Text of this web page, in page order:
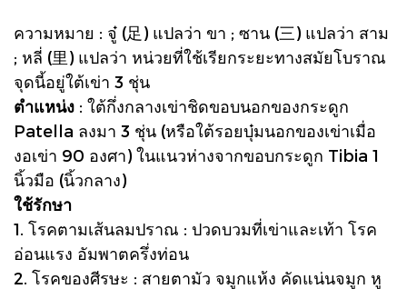
ความหมาย : จู๋ (足) แปลว่า ขา ; ซาน (三) แปลว่า สาม
; หลี่ (里) แปลว่า หน่วยที่ใช้เรียกระยะทางสมัยโบราณ
จุดนี้อยู่ใต้เข่า 3 ชุ่น
ตำแหน่ง : ใต้กึ่งกลางเข่าชิดขอบนอกของกระดูก
Patella ลงมา 3 ชุ่น (หรือใต้รอยบุ๋มนอกของเข่าเมื่อ
งอเข่า 90 องศา) ในแนวห่างจากขอบกระดูก Tibia 1
นิ้วมือ (นิ้วกลาง)
ใช้รักษา
1. โรคตามเส้นลมปราณ : ปวดบวมที่เข่าและเท้า โรค
อ่อนแรง อัมพาตครึ่งท่อน
2. โรคของศีรษะ : สายตามัว จมูกแห้ง คัดแน่นจมูก หู